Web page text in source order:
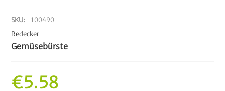
SKU
100490
Redecker
Gemüsebürste
€5.58